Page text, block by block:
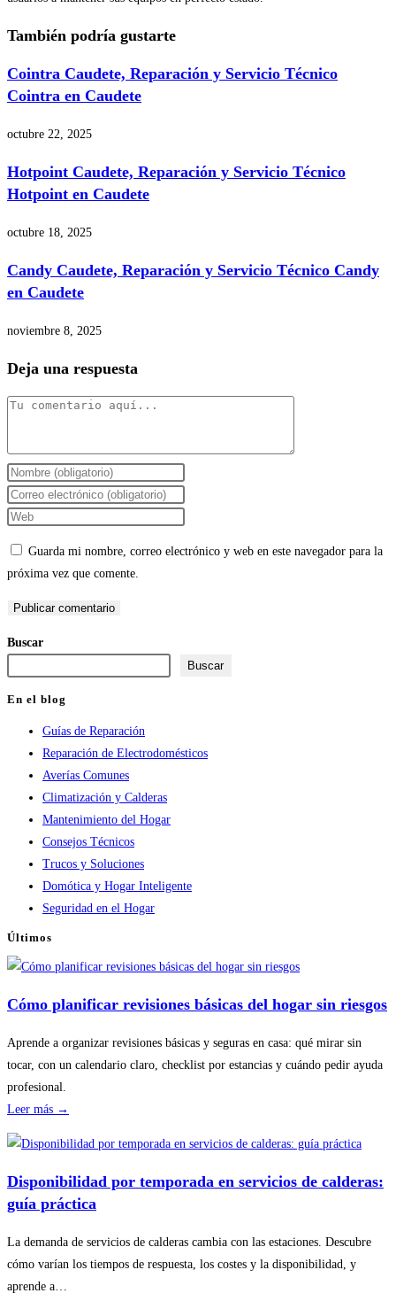
También podría gustarte
Cointra Caudete, Reparación y Servicio Técnico
Cointra en Caudete
octubre 22, 2025
Hotpoint Caudete, Reparación y Servicio Técnico
Hotpoint en Caudete
octubre 18, 2025
Candy Caudete, Reparación y Servicio Técnico Candy
en Caudete
noviembre 8, 2025
Deja una respuesta
Comentario
Introduce
tu
nombre
de
usuario
comentar
Introduce
tu
correo
electrónico
comentar
Introduce
de
tu
(opcional)
Guarda mi nombre, correo electrónico y web en este navegador para la
próxima vez que comente.
Buscar
Buscar
En el blog
Guías de Reparación
Reparación de Electrodomésticos
Averías Comunes
Climatización y Calderas
Mantenimiento del Hogar
Consejos Técnicos
Trucos y Soluciones
Domótica y Hogar Inteligente
Seguridad en el Hogar
Últimos
Cómo planificar revisiones básicas del hogar sin riesgos
Aprende a organizar revisiones básicas y seguras en casa: qué mirar sin
tocar, con un calendario claro, checklist por estancias y cuándo pedir ayuda
profesional.
Leer más →
planificar
revisiones
básicas
hogar
sin
Disponibilidad por temporada en servicios de calderas:
guía práctica
La demanda de servicios de calderas cambia con las estaciones. Descubre
cómo varían los tiempos de respuesta, los costes y la disponibilidad, y
aprende a…